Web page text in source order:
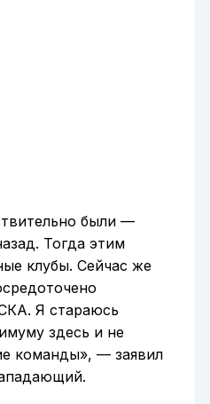
были —
Тогда этим
клубы. Сейчас же
Я стараюсь
здесь и не
команды», — заявил